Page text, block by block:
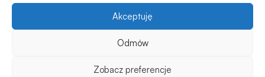
Akceptuję
Odmów
Zobacz preferencje
УСЛУГИ
Оптовое предложение Магазин Обучения
CYBUCH - SHISHA SKLEP
кальяна, и с помощью наших гидов вы сможете устроить